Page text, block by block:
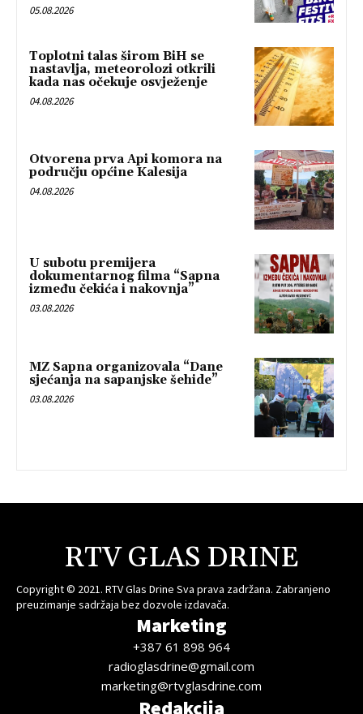
05.08.2026
Toplotni talas širom BiH se
nastavlja, meteorolozi otkrili
kada nas očekuje osvježenje
04.08.2026
Otvorena prva Api komora na
području općine Kalesija
04.08.2026
U subotu premijera
dokumentarnog filma “Sapna
između čekića i nakovnja”
03.08.2026
MZ Sapna organizovala “Dane
sjećanja na sapanjske šehide”
03.08.2026
RTV GLAS DRINE
Copyright © 2021. RTV Glas Drine Sva prava zadržana. Zabranjeno
preuzimanje sadržaja bez dozvole izdavača.
Marketing
+387 61 898 964
radioglasdrine@gmail.com
marketing@rtvglasdrine.com
Redakcija